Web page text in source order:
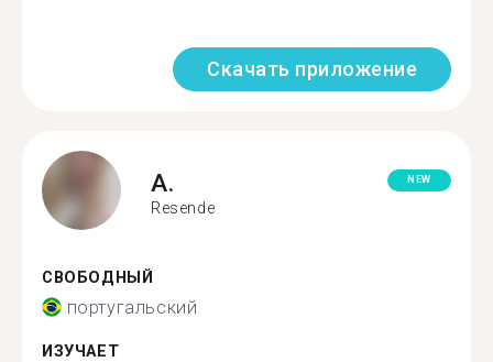
Скачать приложение
A.
Resende
NEW
СВОБОДНЫЙ
португальский
ИЗУЧАЕТ